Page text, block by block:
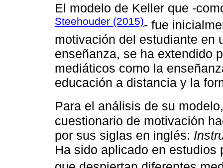
El modelo de Keller que -
Steehouder (2015)- fue
motivación del estudiante en
enseñanza, se ha extendido
mediáticos como la
educación a distancia y la
Para el análisis de su
cuestionario de motivación
por sus siglas en inglés:
Ha sido aplicado en estudios